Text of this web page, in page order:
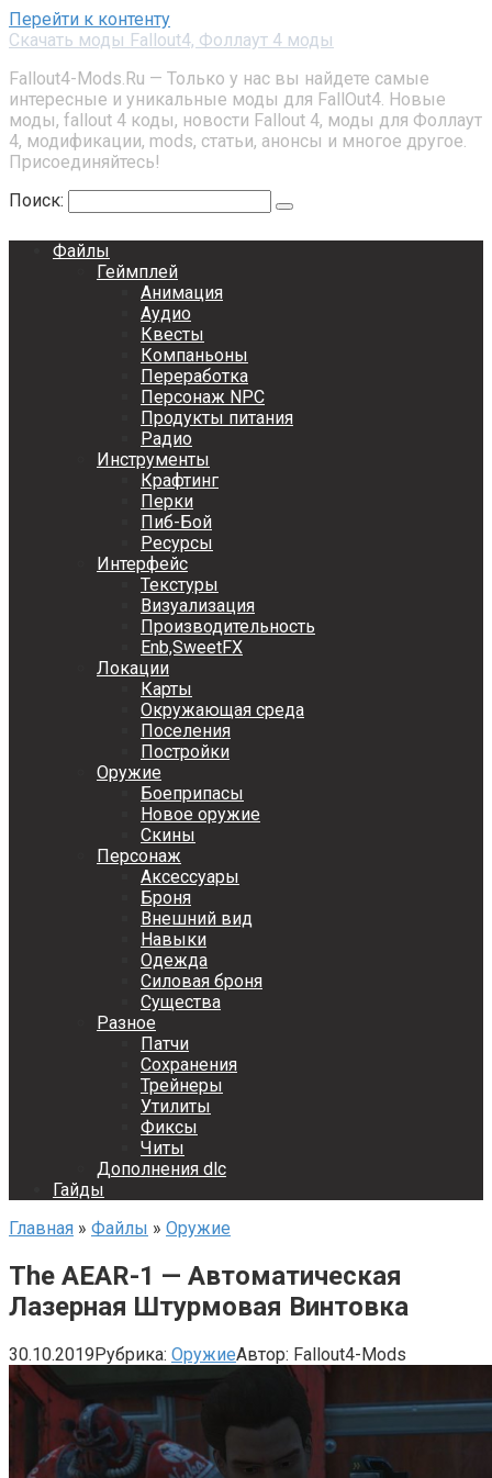
Перейти к контенту
Скачать моды Fallout4, Фоллаут 4 моды
Fallout4-Mods.Ru — Только у нас вы найдете самые
интересные и уникальные моды для FallOut4. Новые
моды, fallout 4 коды, новости Fallout 4, моды для Фоллаут
4, модификации, mods, статьи, анонсы и многое другое.
Присоединяйтесь!
Поиск:
Файлы
Геймплей
Анимация
Аудио
Квесты
Компаньоны
Переработка
Персонаж NPC
Продукты питания
Радио
Инструменты
Крафтинг
Перки
Пиб-Бой
Ресурсы
Интерфейс
Текстуры
Визуализация
Производительность
Enb,SweetFX
Локации
Карты
Окружающая среда
Поселения
Постройки
Оружие
Боеприпасы
Новое оружие
Скины
Персонаж
Аксессуары
Броня
Внешний вид
Навыки
Одежда
Силовая броня
Существа
Разное
Патчи
Сохранения
Трейнеры
Утилиты
Фиксы
Читы
Дополнения dlc
Гайды
Главная » Файлы » Оружие
The AEAR-1 — Автоматическая
Лазерная Штурмовая Винтовка
30.10.2019Рубрика: ОружиеАвтор: Fallout4-Mods